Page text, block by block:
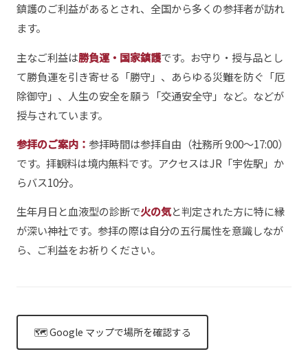
鎮護のご利益があるとされ、全国から多くの参拝者が訪れ
ます。
主なご利益は勝負運・国家鎮護です。お守り・授与品とし
て勝負運を引き寄せる「勝守」、あらゆる災難を防ぐ「厄
除御守」、人生の安全を願う「交通安全守」など。などが
授与されています。
参拝のご案内： 参拝時間は参拝自由（社務所 9:00〜17:00）
です。拝観料は境内無料です。アクセスはJR「宇佐駅」か
らバス10分。
生年月日と血液型の診断で火の気と判定された方に特に縁
が深い神社です。参拝の際は自分の五行属性を意識しなが
ら、ご利益をお祈りください。
🗺 Google マップで場所を確認する